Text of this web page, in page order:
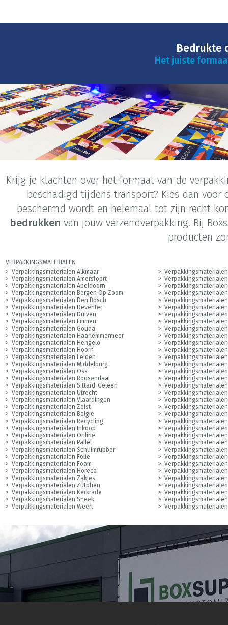
Bedrukte
Het juiste
Krijg je klachten over het formaat van de
beschadigd tijdens transport? Kies dan voor
beschermd wordt en helemaal tot zijn recht
bedrukken van jouw verzendverpakking. Bij
producten
VERPAKKINGSMATERIALEN
Verpakkingsmaterialen Alkmaar
Verpakkingsmaterialen Amersfoort
Verpakkingsmaterialen Apeldoorn
Verpakkingsmaterialen Bergen Op Zoom
Verpakkingsmaterialen Den Bosch
Verpakkingsmaterialen Deventer
Verpakkingsmaterialen Duiven
Verpakkingsmaterialen Emmen
Verpakkingsmaterialen Gouda
Verpakkingsmaterialen Haarlemmermeer
Verpakkingsmaterialen Hengelo
Verpakkingsmaterialen Hoorn
Verpakkingsmaterialen Leiden
Verpakkingsmaterialen Middelburg
Verpakkingsmaterialen Oss
Verpakkingsmaterialen Roosendaal
Verpakkingsmaterialen Sittard-Geleen
Verpakkingsmaterialen Utrecht
Verpakkingsmaterialen Vlaardingen
Verpakkingsmaterialen Zeist
Verpakkingsmaterialen Belgie
Verpakkingsmaterialen Recycling
Verpakkingsmaterialen Inkoop
Verpakkingsmaterialen Online
Verpakkingsmaterialen Pallet
Verpakkingsmaterialen Schuimrubber
Verpakkingsmaterialen Folie
Verpakkingsmaterialen Foam
Verpakkingsmaterialen Horeca
Verpakkingsmaterialen Zakjes
Verpakkingsmaterialen Zutphen
Verpakkingsmaterialen Kerkrade
Verpakkingsmaterialen Sneek
Verpakkingsmaterialen Weert